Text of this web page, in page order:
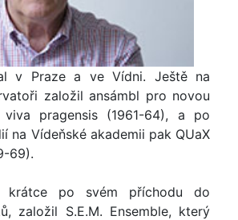
v Praze a ve Vídni. Ještě na
založil ansámbl pro novou
viva pragensis (1961-64), a po
na Vídeňské akademii pak QUaX
69).
krátce po svém příchodu do
založil S.E.M. Ensemble, který